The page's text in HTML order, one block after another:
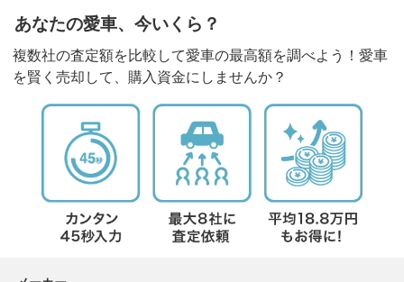
あなたの愛車、今いくら？
複数社の査定額を比較して愛車の最高額を調べよう！愛車
を賢く売却して、購入資金にしませんか？